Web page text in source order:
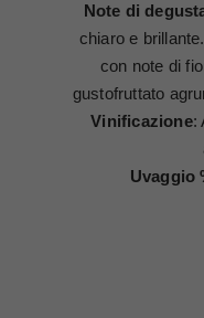
Note di
chiaro e
con note di
gustofruttato
Vinificazione:
Uvaggio